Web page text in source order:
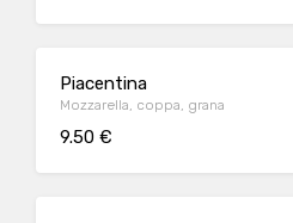
Piacentina
Mozzarella, coppa, grana
9.50 €